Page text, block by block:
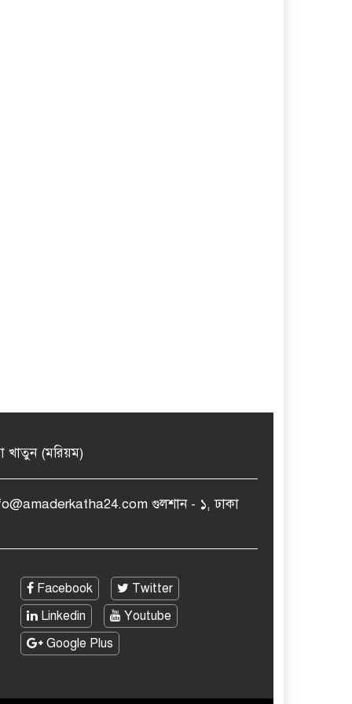
খাতুন (মরিয়ম)
গুলশান - ১, ঢাকা
Facebook
Twitter
Linkedin
Youtube
Google Plus